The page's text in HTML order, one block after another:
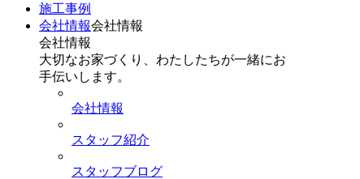
施工事例
会社情報会社情報
会社情報
大切なお家づくり、わたしたちが一緒にお
手伝いします。
会社情報
スタッフ紹介
スタッフブログ